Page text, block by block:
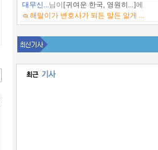
대무신...님이 [귀여운 한국, 영원히...]에
해탈이가 변호사가 되든 말든 알게 ...